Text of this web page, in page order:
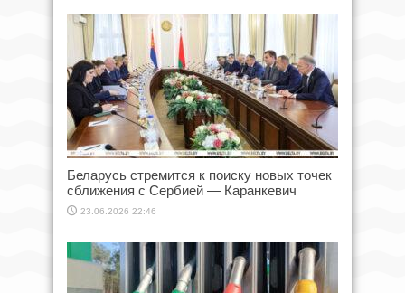
Беларусь стремится к поиску новых точек
сближения с Сербией — Каранкевич
23.06.2026 22:46